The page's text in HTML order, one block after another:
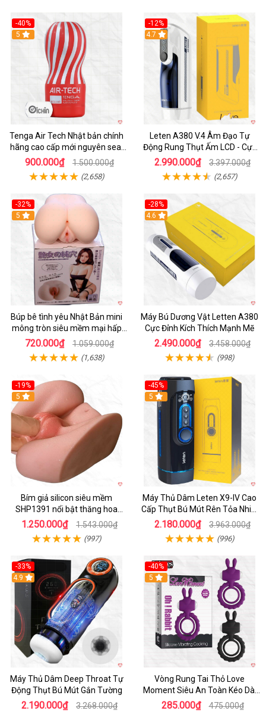
-40%
Hot
5
Tenga Air Tech Nhật bản chính
hãng cao cấp mới nguyên seal
giá tốt
900.000₫ 1.500.000₫
(2,658)
-12%
Hot
4.7
Leten A380 V.4 Âm Đạo Tự
Động Rung Thụt Ấm LCD - Cực
Phê
2.990.000₫ 3.397.000₫
(2,657)
-32%
Hot
5
Búp bê tình yêu Nhật Bản mini
mông tròn siêu mềm mại hấp
dẫn
720.000₫ 1.059.000₫
(1,638)
-28%
Hot
4.6
Máy Bú Dương Vật Letten A380
Cực Đỉnh Kích Thích Mạnh Mẽ
2.490.000₫ 3.458.000₫
(998)
-19%
Hot
5
Bím giả silicon siêu mềm
SHP1391 nổi bật thăng hoa
hoàn hảo
1.250.000₫ 1.543.000₫
(997)
-45%
Hot
5
Máy Thủ Dâm Leten X9-IV Cao
Cấp Thụt Bú Mút Rên Tỏa Nhiệt
Sạc Pin
2.180.000₫ 3.963.000₫
(996)
-33%
Hot
4.9
Máy Thủ Dâm Deep Throat Tự
Động Thụt Bú Mút Gắn Tường
2.190.000₫ 3.268.000₫
-40%
5
Vòng Rung Tai Thỏ Love
Moment Siêu An Toàn Kéo Dài
Thời Gian
285.000₫ 475.000₫